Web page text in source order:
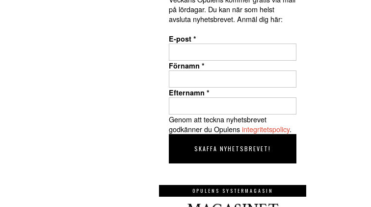
på lördagar. Du kan när som helst
avsluta nyhetsbrevet. Anmäl dig här:
E-post *
Förnamn *
Efternamn *
Genom att teckna nyhetsbrevet
godkänner du Opulensintegritetspolicy.
OPULENS SYSTERMAGASIN